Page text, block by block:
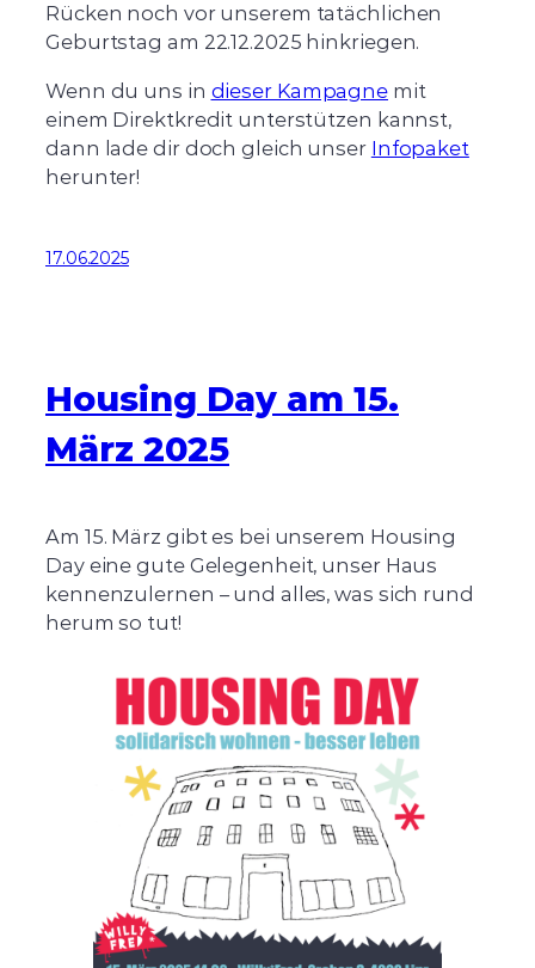
Rücken noch vor unserem tatächlichen
Geburtstag am 22.12.2025 hinkriegen.
Wenn du uns in dieser Kampagne mit
einem Direktkredit unterstützen kannst,
dann lade dir doch gleich unser Infopaket
herunter!
17.06.2025
Housing Day am 15.
März 2025
Am 15. März gibt es bei unserem Housing
Day eine gute Gelegenheit, unser Haus
kennenzulernen – und alles, was sich rund
herum so tut!